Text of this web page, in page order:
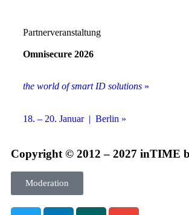
Partnerveranstaltung
Omnisecure 2026
the world of smart ID solutions »
18. – 20. Januar | Berlin »
Copyright © 2012 – 2027 inTIME
Moderation